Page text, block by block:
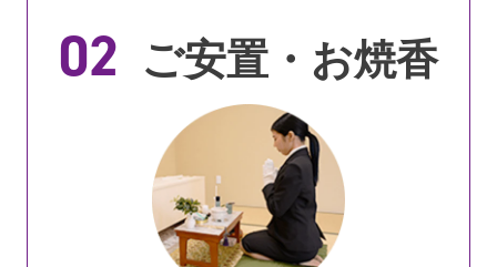
02 ご安置・お焼香